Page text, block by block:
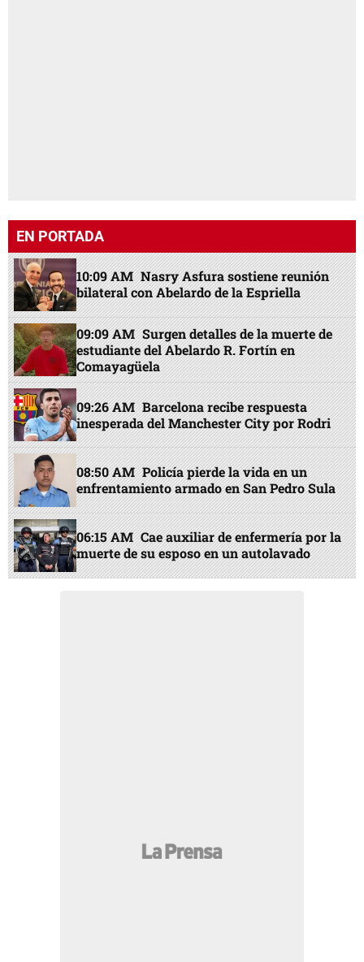
EN PORTADA
10:09 AM Nasry Asfura sostiene reunión
bilateral con Abelardo de la Espriella
09:09 AM Surgen detalles de la muerte de
estudiante del Abelardo R. Fortín en
Comayagüela
09:26 AM Barcelona recibe respuesta
inesperada del Manchester City por Rodri
08:50 AM Policía pierde la vida en un
enfrentamiento armado en San Pedro Sula
06:15 AM Cae auxiliar de enfermería por la
muerte de su esposo en un autolavado